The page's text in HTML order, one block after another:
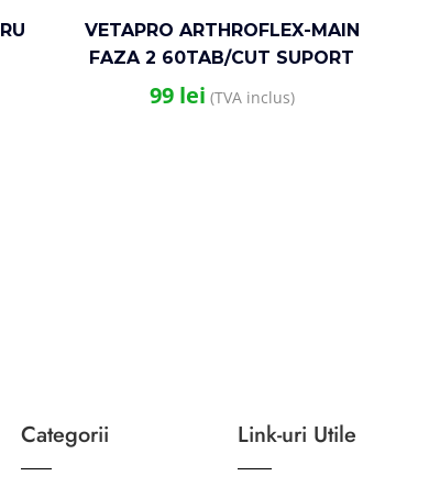
VETAPRO ARTHROFLEX-MAIN
FAZA 2 60TAB/CUT SUPORT
ARTICULATII SI CARTILAJE
CAINI
99 lei (TVA inclus)
Categorii Link-uri Utile